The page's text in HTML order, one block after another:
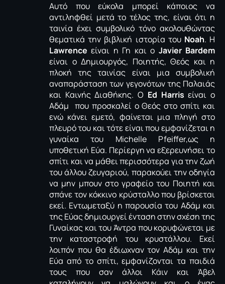
Αυτό που εύκολα μπορεί κάποιος να
αντιληφθεί μετά το τέλος της, είναι ότι η
ταινία έχει συμβολικό τόνο ακολουθώντας
θεματικά την βιβλική ιστορία του Noah. H
Lawrence είναι η Γη και ο Javier Bardem
είναι ο Δημιουργός, Ποιητής, Θεός και η
πλοκή της ταινίας είναι μια συμβολική
αναπαράσταση των γεγονότων της Παλαιάς
και Καινής Διαθήκης. Ο Ed Harris είναι ο
Αδάμ που προσκαλεί ο Θεός στο σπίτι και
ενώ κάνει εμετό, φαίνεται μια πληγή στο
πλευρό του και τότε είναι που εμφανίζεται η
γυναίκα του Michelle Pfeiffer,ως η
υποθετική Εύα. Περίεργη να εξερευνήσει το
σπίτι και να μάθει περισσότερα για την ζωή
του άλλου ζευγαριού, παρακούει την οδηγία
να μην μπουν στο γραφείο του Ποιητή και
σπάνε τον κόκκινο κρύσταλλο που βρίσκεται
εκεί. Εντωμεταξύ η παρουσία του Αδάμ και
της Εύας δημιουργεί ένταση στην σχέση της
Γυναίκας και του Άντρα που κορυφώνεται με
την καταστροφή του κρυστάλλου. Εκεί
λοιπόν που θα έδιωχναν τον Αδάμ και την
Εύα από το σπίτι, εμφανίζονται τα παιδιά
τους που σαν άλλοι Κάιν και Άβελ